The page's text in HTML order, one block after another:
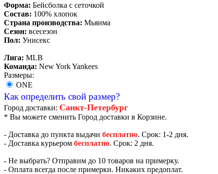
Форма: Бейсболка с сеточкой
Состав: 100% хлопок
Страна производства: Мьянма
Сезон: всесезон
Пол: Унисекс
Лига: MLB
Команда: New York Yankees
Размеры:
ONE
Как определить свой размер?
Город доставки: Санкт-Петербург
* Вы можете сменить Город доставки в Корзине.
- Доставка до пункта выдачи бесплатно. Срок: 1-2 дня.
- Доставка курьером бесплатно. Срок: 2 дня.
- Не выбрать? Отправим до 10 товаров на примерку.
- Оплата всегда после примерки. Никаких предоплат.